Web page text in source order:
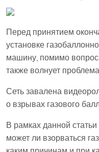
Перед принятием
установке
машину, помимо
также волнует
Сеть завалена
о взрывах газового
В рамках данной
может ли взорваться